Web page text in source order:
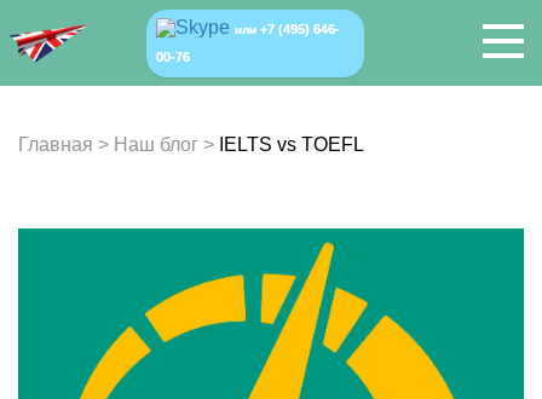
или +7 (495) 646-
00-76
Главная > Наш блог > IELTS vs TOEFL